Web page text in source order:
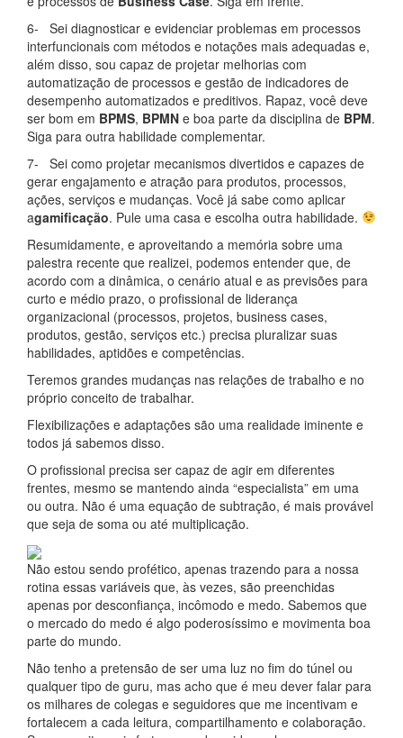
6- Sei diagnosticar e evidenciar problemas em processos
interfuncionais com métodos e notações mais adequadas e,
além disso, sou capaz de projetar melhorias com
automatização de processos e gestão de indicadores de
desempenho automatizados e preditivos. Rapaz, você deve
ser bom em BPMS, BPMN e boa parte da disciplina de BPM.
Siga para outra habilidade complementar.
7- Sei como projetar mecanismos divertidos e capazes de
gerar engajamento e atração para produtos, processos,
ações, serviços e mudanças. Você já sabe como aplicar
agamificação. Pule uma casa e escolha outra habilidade.
Resumidamente, e aproveitando a memória sobre uma
palestra recente que realizei, podemos entender que, de
acordo com a dinâmica, o cenário atual e as previsões para
curto e médio prazo, o profissional de liderança
organizacional (processos, projetos, business cases,
produtos, gestão, serviços etc.) precisa pluralizar suas
habilidades, aptidões e competências.
Teremos grandes mudanças nas relações de trabalho e no
próprio conceito de trabalhar.
Flexibilizações e adaptações são uma realidade iminente e
todos já sabemos disso.
O profissional precisa ser capaz de agir em diferentes
frentes, mesmo se mantendo ainda “especialista” em uma
ou outra. Não é uma equação de subtração, é mais provável
que seja de soma ou até multiplicação.
Não estou sendo profético, apenas trazendo para a nossa
rotina essas variáveis que, às vezes, são preenchidas
apenas por desconfiança, incômodo e medo. Sabemos que
o mercado do medo é algo poderosíssimo e movimenta boa
parte do mundo.
Não tenho a pretensão de ser uma luz no fim do túnel ou
qualquer tipo de guru, mas acho que é meu dever falar para
os milhares de colegas e seguidores que me incentivam e
fortalecem a cada leitura, compartilhamento e colaboração.